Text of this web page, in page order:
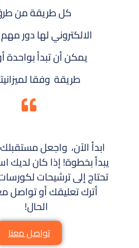
كل طريقة من
الالكتروني لها دور
يمكن أن تبدأ بواحدة
طريقة وفقا
ابدأ الآن، واجعل
يبدأ بخطوة! إذا كان لديك
تحتاج إلى ترشيحات
أترك تعليقك أو تواصل
الحال!
تواصل معنا